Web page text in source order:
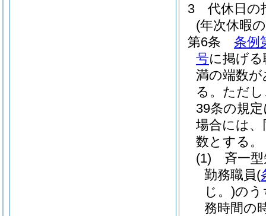
3
代休日の
(年次休暇
第6条
条例
号に掲げ
満の端数
る。 ただ
39条の規
場合には
数とする。
(1)
斉一
勤務職員(
じ。)のう
務時間の